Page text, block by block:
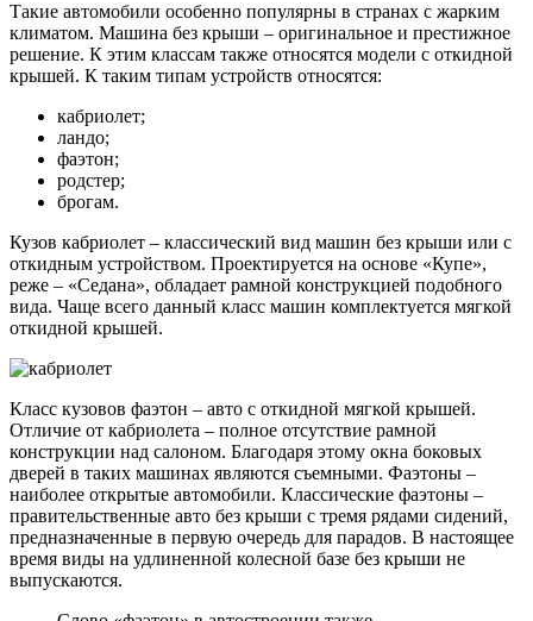
Такие автомобили особенно популярны в странах с жарким
климатом. Машина без крыши – оригинальное и престижное
решение. К этим классам также относятся модели с откидной
крышей. К таким типам устройств относятся:
кабриолет;
ландо;
фаэтон;
родстер;
брогам.
Кузов кабриолет – классический вид машин без крыши или с
откидным устройством. Проектируется на основе «Купе»,
реже – «Седана», обладает рамной конструкцией подобного
вида. Чаще всего данный класс машин комплектуется мягкой
откидной крышей.
Класс кузовов фаэтон – авто с откидной мягкой крышей.
Отличие от кабриолета – полное отсутствие рамной
конструкции над салоном. Благодаря этому окна боковых
дверей в таких машинах являются съемными. Фаэтоны –
наиболее открытые автомобили. Классические фаэтоны –
правительственные авто без крыши с тремя рядами сидений,
предназначенные в первую очередь для парадов. В настоящее
время виды на удлиненной колесной базе без крыши не
выпускаются.